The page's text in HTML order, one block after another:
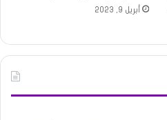
أبريل 9, 2023